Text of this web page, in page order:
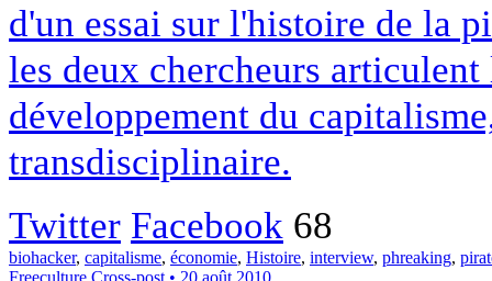
d'un essai sur l'histoire de la
les deux chercheurs
développement du
transdisciplinaire.
Twitter Facebook 68
biohacker, capitalisme, économie, Histoire, interview, phreaking,
Freeculture Cross-post • 20 août 2010